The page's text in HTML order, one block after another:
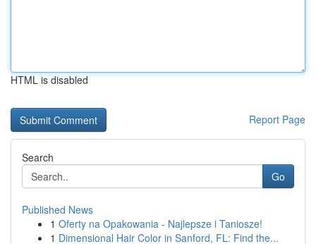
HTML is disabled
Report Page
Search
Go
Published News
1 Oferty na Opakowania - Najlepsze i Taniosze!
1 Dimensional Hair Color in Sanford, FL: Find the...